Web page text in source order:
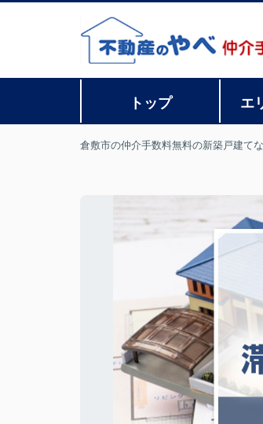
トップ エ
倉敷市の仲介手数料無料の新築戸建て